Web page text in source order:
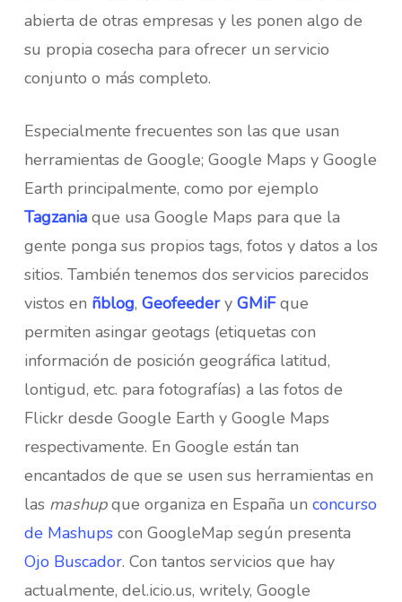
abierta de otras empresas y les ponen algo de
su propia cosecha para ofrecer un servicio
conjunto o más completo.
Especialmente frecuentes son las que usan
herramientas de Google; Google Maps y Google
Earth principalmente, como por ejemplo
Tagzaniaque usa Google Maps para que la
gente ponga sus propios tags, fotos y datos a los
sitios. También tenemos dos servicios parecidos
vistos en ñblog, Geofeedery GMiF que
permiten asingar geotags (etiquetas con
información de posición geográfica latitud,
lontigud, etc. para fotografías) a las fotos de
Flickr desde Google Earth y Google Maps
respectivamente. En Google están tan
encantados de que se usen sus herramientas en
las mashupque organiza en España un concurso
de Mashupscon GoogleMap según presenta
Ojo Buscador. Con tantos servicios que hay
actualmente, del.icio.us, writely, Google